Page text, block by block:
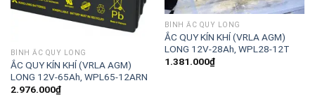
BÌNH ẮC QUY LONG
ẮC QUY KÍN KHÍ (VRLA AGM)
LONG 12V-65Ah, WPL65-12ARN
2.976.000₫
BÌNH ẮC QUY LONG
ẮC QUY KÍN KHÍ (VRLA AGM)
LONG 12V-28Ah, WPL28-12T
1.381.000₫